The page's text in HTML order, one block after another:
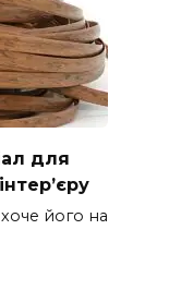
для
його на